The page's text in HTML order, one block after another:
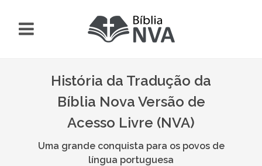
História da Tradução da
Bíblia Nova Versão de
Acesso Livre (NVA)
Uma grande conquista para os povos de
língua portuguesa